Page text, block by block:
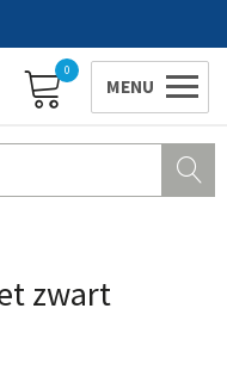
0
zwart